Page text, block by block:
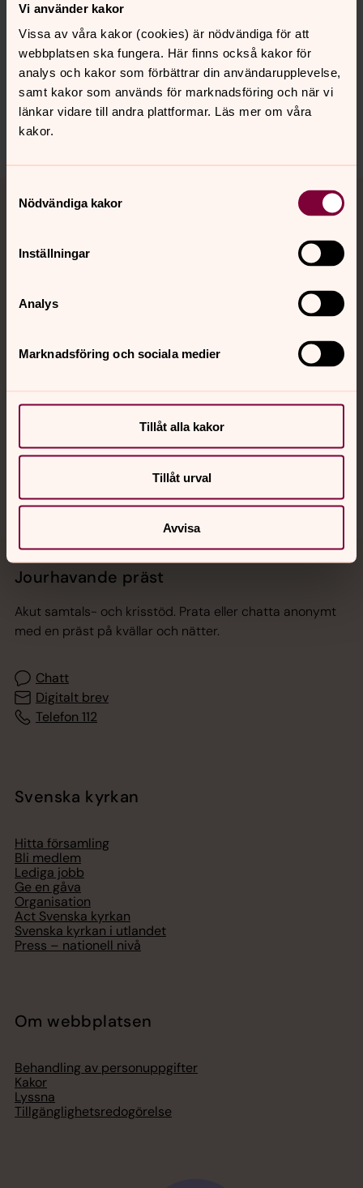
Vi använder kakor
Vissa av våra kakor (cookies) är nödvändiga för att
webbplatsen ska fungera. Här finns också kakor för
analys och kakor som förbättrar din användarupplevelse,
samt kakor som används för marknadsföring och när vi
länkar vidare till andra plattformar. Läs mer om våra
kakor.
Nödvändiga kakor
Inställningar
Analys
Marknadsföring och sociala medier
Tillåt alla kakor
Tillåt urval
Avvisa
Senast ändrad 25 maj 2026
Synpunkter eller frågor på sidans
innehåll?
lundspastorat@svenskakyrkan.se
Dela
Kontakt
Hitta snabbt
Sociala kanaler
Jourhavande präst
Akut samtals- och krisstöd. Prata eller chatta anonymt
med en präst på kvällar och nätter.
Chatt
Digitalt brev
Telefon 112
Svenska kyrkan
Hitta församling
Bli medlem
Lediga jobb
Ge en gåva
Organisation
Act Svenska kyrkan
Svenska kyrkan i utlandet
Press – nationell nivå
Om webbplatsen
Behandling av personuppgifter
Kakor
Lyssna
Tillgänglighetsredogörelse